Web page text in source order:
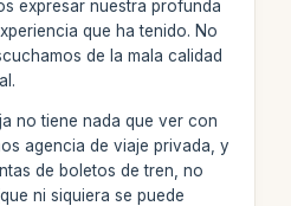
expresar nuestra profunda
que ha tenido. No
de la mala calidad
no tiene nada que ver con
agencia de viaje privada, y
de boletos de tren, no
ni siquiera se puede